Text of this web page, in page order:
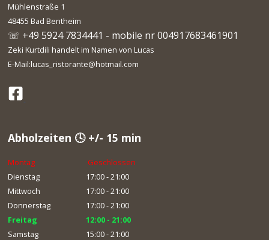
Mühlenstraße 1
48455 Bad Bentheim
☏ +49 5924 7834441 - mobile nr 004917683461901
Zeki Kurtdili handelt im Namen von Lucas
E-Mail:lucas_ristorante@hotmail.com
Abholzeiten 🕓 +/- 15 min
Montag
Geschlossen
Dienstag
17:00 - 21:00
Mittwoch
17:00 - 21:00
Donnerstag
17:00 - 21:00
Freitag
12:00 - 21:00
Samstag
15:00 - 21:00